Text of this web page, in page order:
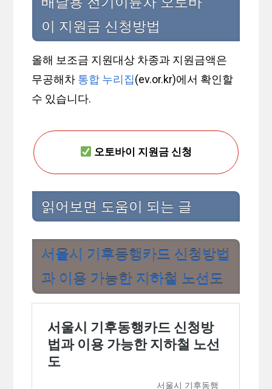
이 지원금 신청방법
올해 보조금 지원대상 차종과 지원금액은
무공해차 통합 누리집(ev.or.kr)에서 확인할
수 있습니다.
오토바이 지원금 신청
읽어보면 도움이 되는 글
서울시 기후동행카드 신청방법
과 이용 가능한 지하철 노선도